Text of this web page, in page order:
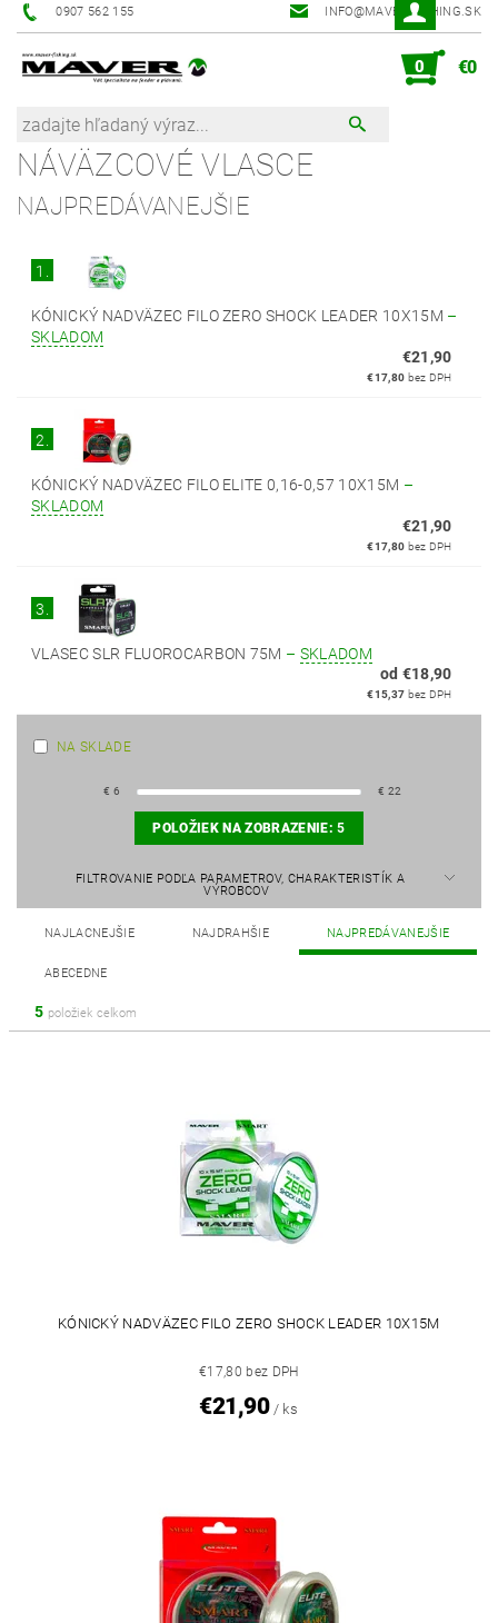
0907 562 155 INFO@MAVER-FISHING.SK
0 €0
NÁVÄZCOVÉ VLASCE
NAJPREDÁVANEJŠIE
1.
KÓNICKÝ NADVÄZEC FILO ZERO SHOCK LEADER 10X15M –
SKLADOM
€21,90
€17,80 bez DPH
2.
KÓNICKÝ NADVÄZEC FILO ELITE 0,16-0,57 10X15M –
SKLADOM
€21,90
€17,80 bez DPH
3.
VLASEC SLR FLUOROCARBON 75M – SKLADOM
od €18,90
€15,37 bez DPH
NA SKLADE
€ 6 € 22
POLOŽIEK NA ZOBRAZENIE:5
FILTROVANIE PODĽA PARAMETROV, CHARAKTERISTÍK A
VÝROBCOV
NAJLACNEJŠIE NAJDRAHŠIE NAJPREDÁVANEJŠIE
ABECEDNE
5 položiek celkom
KÓNICKÝ NADVÄZEC FILO ZERO SHOCK LEADER 10X15M
€17,80 bez DPH
€21,90 / ks